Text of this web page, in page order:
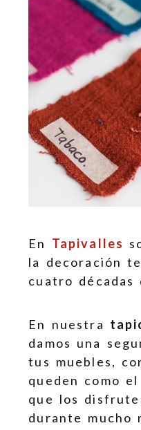
En Tapivalles
la decoración
cuatro décadas
En nuestra
damos una
tus muebles,
queden como
que los
durante mucho